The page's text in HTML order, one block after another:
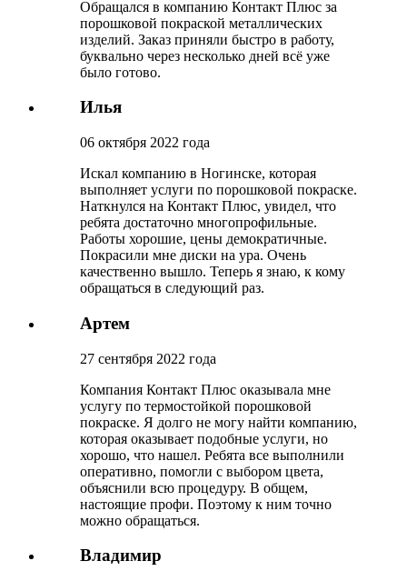
Обращался в компанию Контакт Плюс за
порошковой покраской металлических
изделий. Заказ приняли быстро в работу,
буквально через несколько дней всё уже
было готово.
Илья
06 октября 2022 года
Искал компанию в Ногинске, которая
выполняет услуги по порошковой покраске.
Наткнулся на Контакт Плюс, увидел, что
ребята достаточно многопрофильные.
Работы хорошие, цены демократичные.
Покрасили мне диски на ура. Очень
качественно вышло. Теперь я знаю, к кому
обращаться в следующий раз.
Артем
27 сентября 2022 года
Компания Контакт Плюс оказывала мне
услугу по термостойкой порошковой
покраске. Я долго не могу найти компанию,
которая оказывает подобные услуги, но
хорошо, что нашел. Ребята все выполнили
оперативно, помогли с выбором цвета,
объяснили всю процедуру. В общем,
настоящие профи. Поэтому к ним точно
можно обращаться.
Владимир